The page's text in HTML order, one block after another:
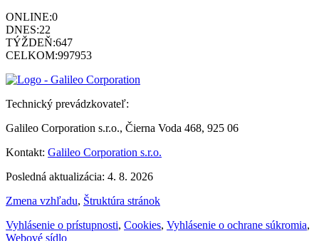
ONLINE:0
DNES:22
TÝŽDEŇ:647
CELKOM:997953
Technický prevádzkovateľ:
Galileo Corporation s.r.o., Čierna Voda 468, 925 06
Kontakt: Galileo Corporation s.r.o.
Posledná aktualizácia: 4. 8. 2026
Zmena vzhľadu, Štruktúra stránok
Vyhlásenie o prístupnosti, Cookies, Vyhlásenie o ochrane súkromia,
Webové sídlo